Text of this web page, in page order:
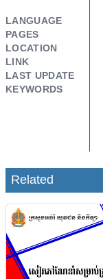
LANGUAGE
PAGES
LOCATION
LINK
LAST UPDATE
KEYWORDS
Related